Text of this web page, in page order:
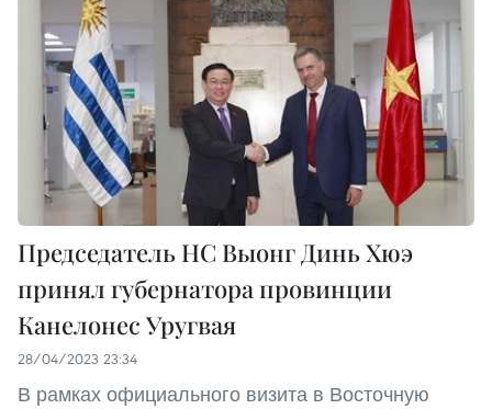
Председатель НС Выонг Динь Хюэ
принял губернатора провинции
Канелонес Уругвая
28/04/2023 23:34
В рамках официального визита в Восточную